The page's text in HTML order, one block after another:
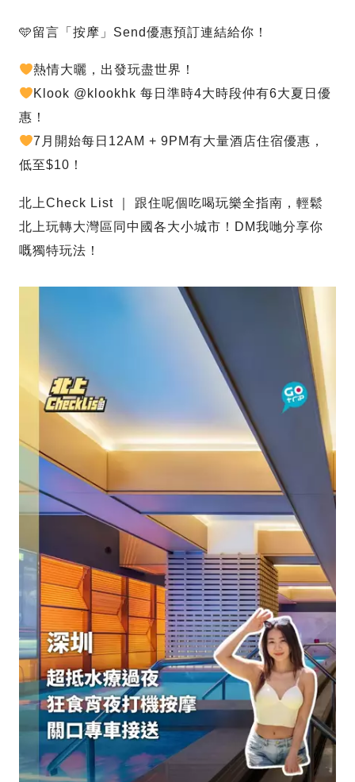
🩵留言「按摩」Send優惠預訂連結給你！
熱情大曬，出發玩盡世界！
Klook @klookhk 每日準時4大時段仲有6大夏日優
惠！
7月開始每日12AM + 9PM有大量酒店住宿優惠，
低至$10！
北上Check List ｜ 跟住呢個吃喝玩樂全指南，輕鬆
北上玩轉大灣區同中國各大小城市！DM我哋分享你
嘅獨特玩法！